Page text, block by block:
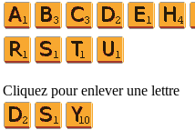
Cliquez pour enlever une lettre